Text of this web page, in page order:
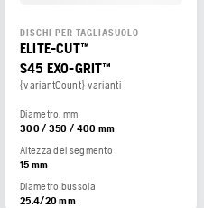
DISCHI PER TAGLIASUOLO
ELITE-CUT™
S45 EXO-GRIT™
{variantCount} varianti
Diametro, mm
300 / 350 / 400 mm
Altezza del segmento
15 mm
Diametro bussola
25.4/20 mm